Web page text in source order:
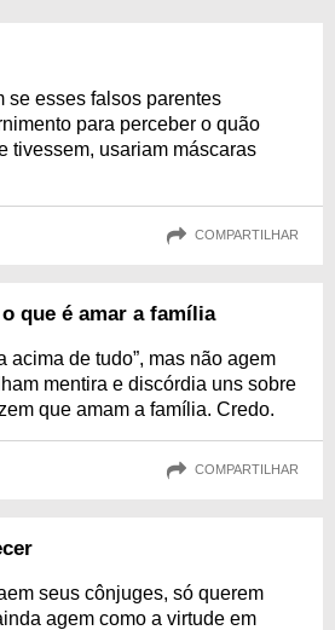
se esses falsos parentes
para perceber o quão
tivessem, usariam máscaras
COMPARTILHAR
que é amar a família
acima de tudo”, mas não agem
mentira e discórdia uns sobre
que amam a família. Credo.
COMPARTILHAR
seus cônjuges, só querem
agem como a virtude em